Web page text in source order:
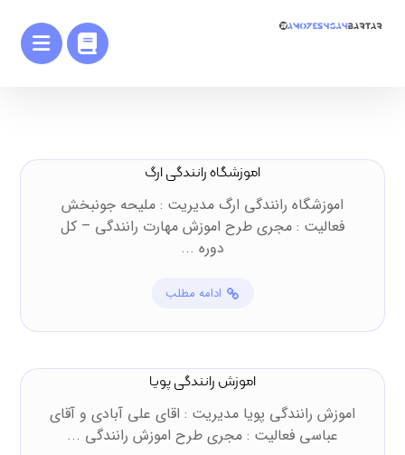
اموزشگاه رانندگی ارگ
اموزشگاه رانندگی ارگ مدیریت : ملیحه جونبخش
فعالیت : مجری طرح اموزش مهارت رانندگی – کل
دوره ...
ادامه مطلب
اموزش رانندگی پویا
اموزش رانندگی پویا مدیریت : اقای علی آبادی و آقای
عباسی فعالیت : مجری طرح اموزش رانندگی ...